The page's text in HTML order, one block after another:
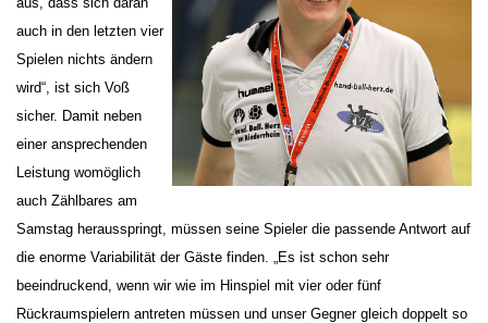
auch in den letzten vier
Spielen nichts ändern
wird“, ist sich Voß
sicher. Damit neben
einer ansprechenden
Leistung womöglich
auch Zählbares am
Samstag herausspringt, müssen seine Spieler die passende Antwort auf
die enorme Variabilität der Gäste finden. „Es ist schon sehr
beeindruckend, wenn wir wie im Hinspiel mit vier oder fünf
Rückraumspielern antreten müssen und unser Gegner gleich doppelt so